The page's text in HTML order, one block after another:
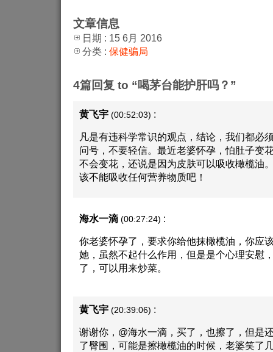
文章信息
日期 : 15 6月 2016
分类 : 保健骗局
4篇回复 to “喝茅台能护肝吗？”
黄飞宇 (00:52:03) :
凡是有违科学常识的观点，结论，我们都必
问号，不要轻信。最近老婆怀孕，怕肚子变
不会变花，还说是因为皮肤可以吸收橄榄油
该不能吸收任何营养物质吧！
海水一滴 (00:27:24) :
你老婆怀孕了，要求你给他抹橄榄油，你应
她，虽然不起什么作用，但是是个心理安慰
了，可以用来炒菜。
黄飞宇 (20:39:06) :
谢谢你，@海水一滴，买了，也擦了，但是
了臀围，可能是擦橄榄油的时候，老婆笑了